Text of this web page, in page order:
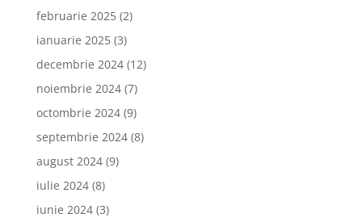
februarie 2025(2)
ianuarie 2025(3)
decembrie 2024(12)
noiembrie 2024(7)
octombrie 2024(9)
septembrie 2024(8)
august 2024(9)
iulie 2024(8)
iunie 2024(3)